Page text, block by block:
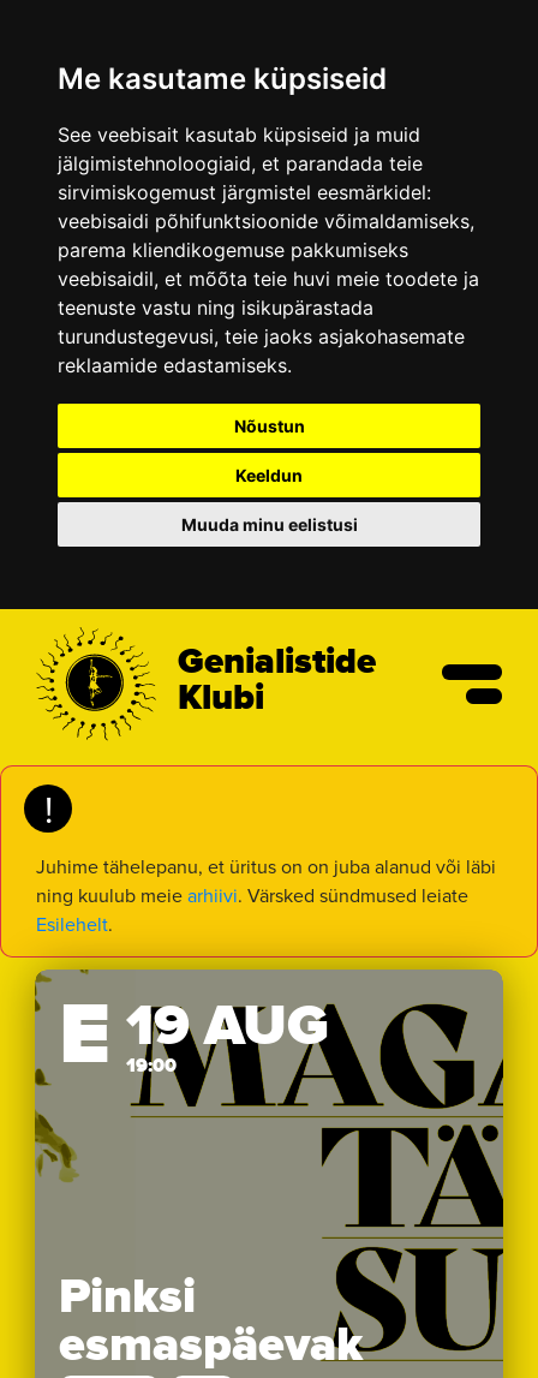
Me kasutame küpsiseid
See veebisait kasutab küpsiseid ja muid
jälgimistehnoloogiaid, et parandada teie
sirvimiskogemust järgmistel eesmärkidel:
veebisaidi põhifunktsioonide võimaldamiseks,
parema kliendikogemuse pakkumiseks
veebisaidil, et mõõta teie huvi meie toodete ja
teenuste vastu ning isikupärastada
turundustegevusi, teie jaoks asjakohasemate
reklaamide edastamiseks.
Nõustun
Keeldun
Muuda minu eelistusi
Genialistide
Klubi
!
Juhime tähelepanu, et üritus on on juba alanud või läbi
ning kuulub meiearhiivi. Värsked sündmused leiate
Esilehelt.
E 19 AUG
19:00
Pinksi
esmaspäevak